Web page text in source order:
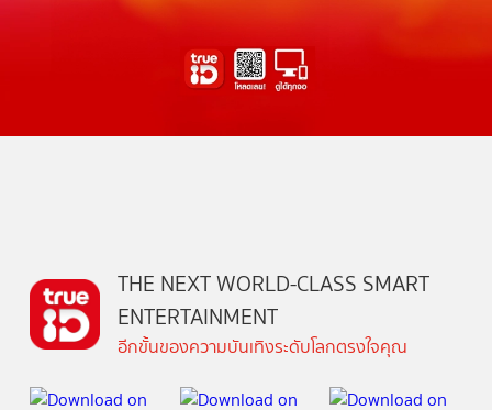
THE NEXT WORLD-CLASS SMART
ENTERTAINMENT
อีกขั้นของความบันเทิงระดับโลกตรงใจคุณ